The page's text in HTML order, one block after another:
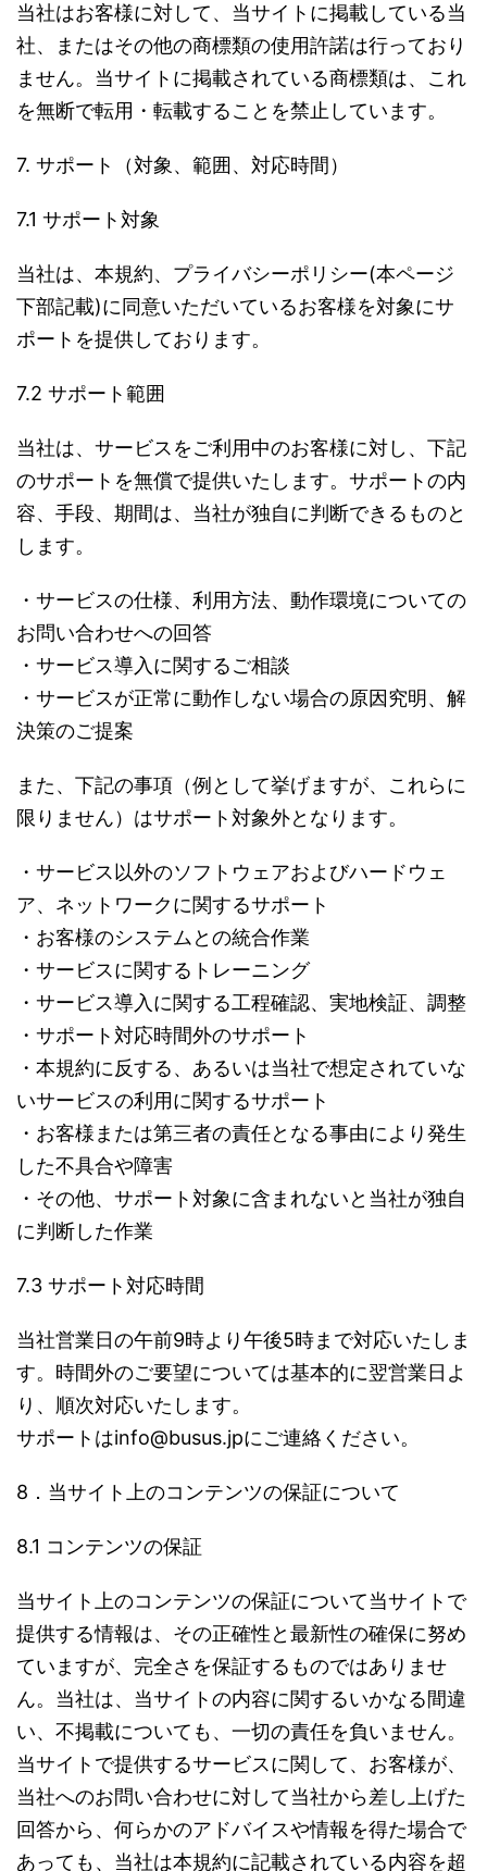
当社はお客様に対して、当サイトに掲載している当
社、またはその他の商標類の使用許諾は行っており
ません。当サイトに掲載されている商標類は、これ
を無断で転用・転載することを禁止しています。
7. サポート（対象、範囲、対応時間）
7.1 サポート対象
当社は、本規約、プライバシーポリシー(本ページ
下部記載)に同意いただいているお客様を対象にサ
ポートを提供しております。
7.2 サポート範囲
当社は、サービスをご利用中のお客様に対し、下記
のサポートを無償で提供いたします。サポートの内
容、手段、期間は、当社が独自に判断できるものと
します。
・サービスの仕様、利用方法、動作環境についての
お問い合わせへの回答
・サービス導入に関するご相談
・サービスが正常に動作しない場合の原因究明、解
決策のご提案
また、下記の事項（例として挙げますが、これらに
限りません）はサポート対象外となります。
・サービス以外のソフトウェアおよびハードウェ
ア、ネットワークに関するサポート
・お客様のシステムとの統合作業
・サービスに関するトレーニング
・サービス導入に関する工程確認、実地検証、調整
・サポート対応時間外のサポート
・本規約に反する、あるいは当社で想定されていな
いサービスの利用に関するサポート
・お客様または第三者の責任となる事由により発生
した不具合や障害
・その他、サポート対象に含まれないと当社が独自
に判断した作業
7.3 サポート対応時間
当社営業日の午前9時より午後5時まで対応いたしま
す。時間外のご要望については基本的に翌営業日よ
り、順次対応いたします。
サポートはinfo@busus.jpにご連絡ください。
8．当サイト上のコンテンツの保証について
8.1 コンテンツの保証
当サイト上のコンテンツの保証について当サイトで
提供する情報は、その正確性と最新性の確保に努め
ていますが、完全さを保証するものではありませ
ん。当社は、当サイトの内容に関するいかなる間違
い、不掲載についても、一切の責任を負いません。
当サイトで提供するサービスに関して、お客様が、
当社へのお問い合わせに対して当社から差し上げた
回答から、何らかのアドバイスや情報を得た場合で
あっても、当社は本規約に記載されている内容を超